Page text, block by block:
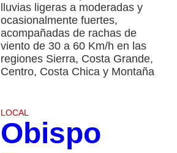
lluvias ligeras a moderadas y
ocasionalmente fuertes,
acompañadas de rachas de
viento de 30 a 60 Km/h en las
regiones Sierra, Costa Grande,
Centro, Costa Chica y Montaña
LOCAL
Obispo